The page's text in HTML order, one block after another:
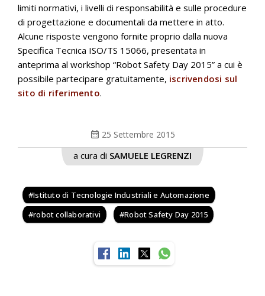
limiti normativi, i livelli di responsabilità e sulle procedure
di progettazione e documentali da mettere in atto.
Alcune risposte vengono fornite proprio dalla nuova
Specifica Tecnica ISO/TS 15066, presentata in
anteprima al workshop “Robot Safety Day 2015” a cui è
possibile partecipare gratuitamente, iscrivendosi sul
sito di riferimento.
calendar_month 25 Settembre 2015
a cura di SAMUELE LEGRENZI
Istituto di Tecnologie Industriali e Automazione
robot collaborativi
Robot Safety Day 2015